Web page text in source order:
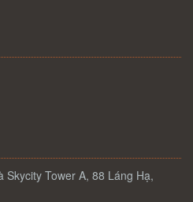
Skycity Tower A, 88 Láng Hạ,